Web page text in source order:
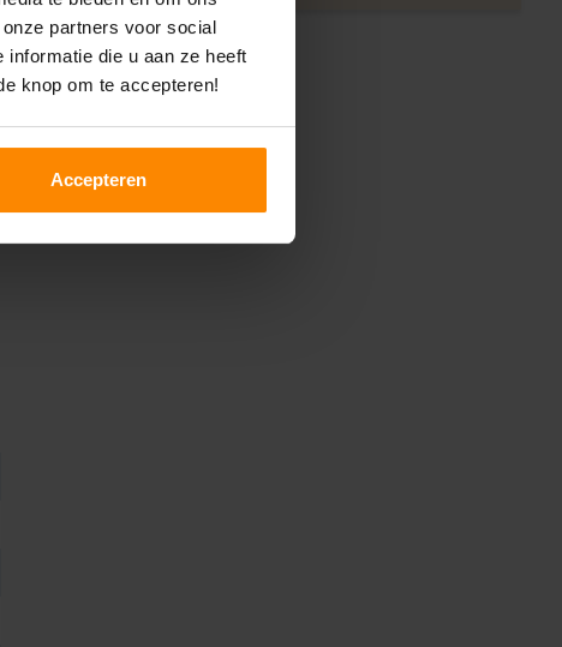
partners voor social
informatie die u aan ze heeft
knop om te accepteren!
Accepteren